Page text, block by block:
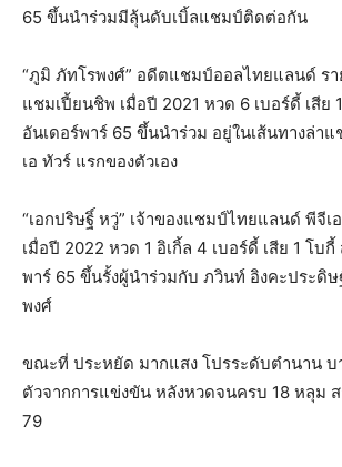
65 ขึ้นนำร่วมมีลุ้นดับเบิ้ลแชมป์ติดต่อกัน
“ภูมิ ภัทโรพงศ์” อดีตแชมป์ออลไทยแลนด์ รา
แชมเปี้ยนชิพ เมื่อปี 2021 หวด 6 เบอร์ดี้ เสีย
อันเดอร์พาร์ 65 ขึ้นนำร่วม อยู่ในเส้นทางล่า
เอ ทัวร์ แรกของตัวเอง
“เอกปริษฐิ์ หวู่” เจ้าของแชมป์ไทยแลนด์ พีจี
เมื่อปี 2022 หวด 1 อิเกิ้ล 4 เบอร์ดี้ เสีย 1 โบ
พาร์ 65 ขึ้นรั้งผู้นำร่วมกับ ภวินท์ อิงคะประดิ
พงศ์
ขณะที่ ประหยัด มากแสง โปรระดับตำนาน บ
ตัวจากการแข่งขัน หลังหวดจนครบ 18 หลุม ส
79